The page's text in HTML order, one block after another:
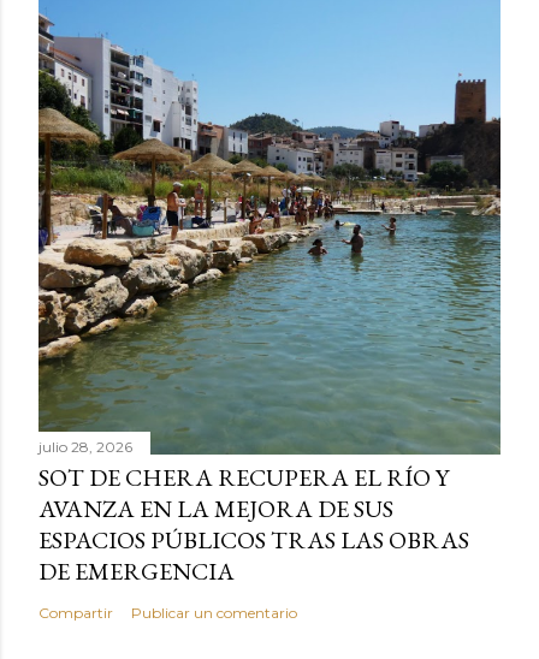
julio 28, 2026
SOT DE CHERA RECUPERA EL RÍO Y
AVANZA EN LA MEJORA DE SUS
ESPACIOS PÚBLICOS TRAS LAS OBRAS
DE EMERGENCIA
Compartir Publicar un comentario